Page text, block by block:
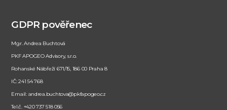
GDPR pověřenec
Mgr. Andrea Buchtová
PKF APOGEO Advisory, s.r.o.
Rohanské Nábřeží 671/15, 186 00 Praha 8
IČ: 241 54 768
Email: andrea.buchtova@pkfapogeo.cz
Tel.č. +420 737 518 056